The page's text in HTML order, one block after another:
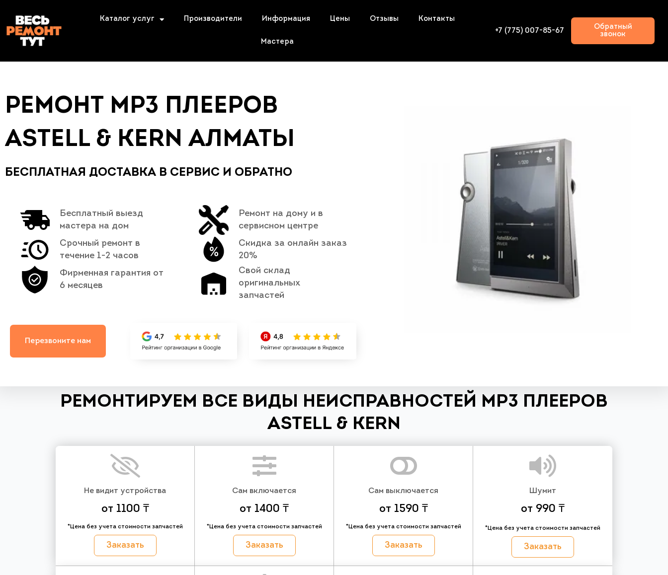
Каталог услуг Производители Информация Цены Отзывы Контакты
Мастера
+7 (775) 007-85-67
Обратный
звонок
РЕМОНТ MP3 ПЛЕЕРОВ
ASTELL & KERN АЛМАТЫ
БЕСПЛАТНАЯ ДОСТАВКА В СЕРВИС И ОБРАТНО
Бесплатный выезд
мастера на дом
Срочный ремонт в
течение 1-2 часов
Фирменная гарантия от
6 месяцев
Ремонт на дому и в
сервисном центре
Скидка за онлайн заказ
20%
Свой склад
оригинальных
запчастей
Перезвоните нам
РЕМОНТИРУЕМ ВСЕ ВИДЫ НЕИСПРАВНОСТЕЙ MP3 ПЛЕЕРОВ
ASTELL & KERN
Не видит устройства
от 1100 ₸
*Цена без учета стоимости запчастей
Заказать
Сам включается
от 1400 ₸
*Цена без учета стоимости запчастей
Заказать
Сам выключается
от 1590 ₸
*Цена без учета стоимости запчастей
Заказать
Шумит
от 990 ₸
*Цена без учета стоимости запчастей
Заказать